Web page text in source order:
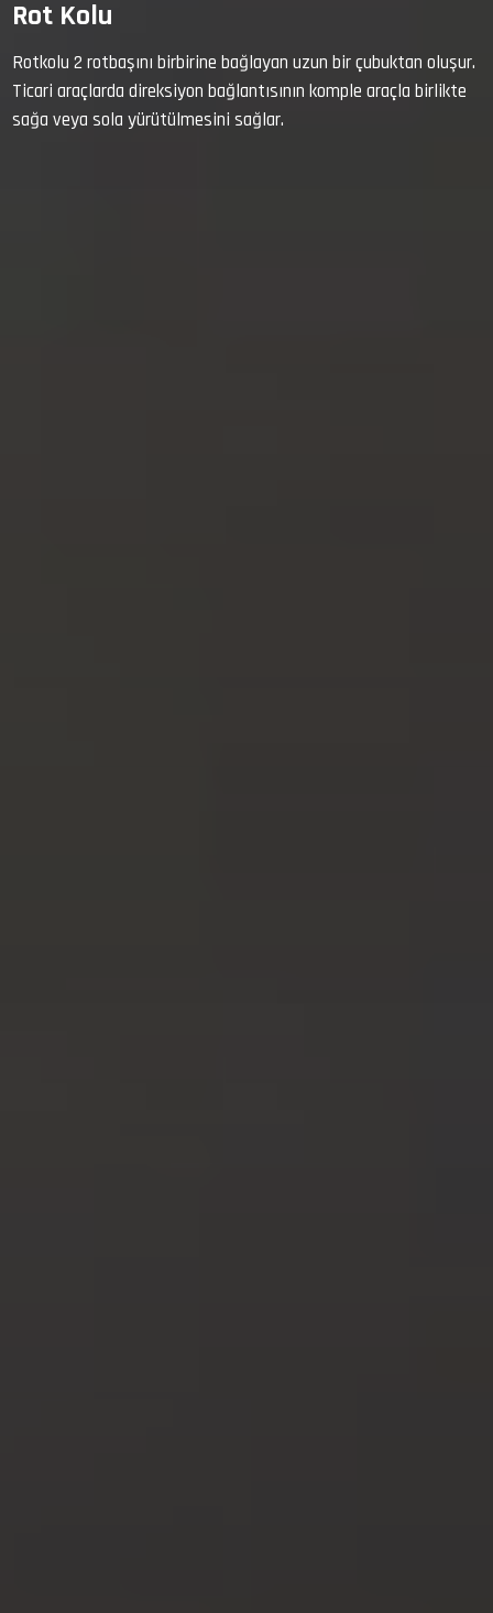
Rot Kolu
Rotkolu 2 rotbaşını birbirine bağlayan uzun bir çubuktan oluşur.
Ticari araçlarda direksiyon bağlantısının komple araçla birlikte
sağa veya sola yürütülmesini sağlar.